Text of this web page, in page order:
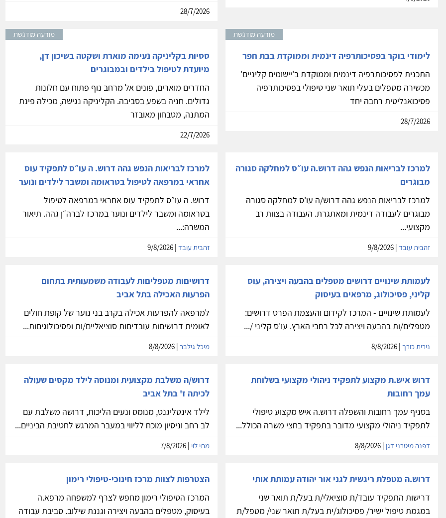
28/7/2026
מודעה מודגשת
לימודי בוקר בפסיכותרפיה דינמית וממוקדת בבת חפר
התכנית לפסיכותרפיה דינמית וממוקדת ב'יישומים קליניים'
מכשירה מטפלים בעלי תואר שני טיפולי בפסיכותרפיה
פסיכואנליטית רחבה יחד
28/7/2026
מודעה מודגשת
ססיות בקליניקה נעימה מוארת ושקטה בשיכון דן,
מיועדת לטיפול בילדים ובמבוגרים
החדרים מוארים, פונים אל מרחב נוף פתוח עם חלונות
גדולים. חניה בשפע בסביבה. הקליניקה נגישה, מכילה פינת
המתנה, מטבחון מאובזר
22/7/2026
למרכז לבריאות הנפש גהה דרוש.ה עו״ס למחלקה סגורה
מבוגרים
למרכז לבריאות הנפש גהה דרוש/ה עו'ס למחלקה סגורה
מבוגרים לעבודה דינמית ומאתגרת. העבודה בצוות רב
מקצועי...
זהבית עובד
למרכז לבריאות הנפש גהה דרוש. ה עו״ס לתפקיד עוס
אחראי במרפאה לטיפול בטראומה ומשבר לילדים ונוער
דרוש. ה עו״ס לתפקיד עוס אחראי במרפאה לטיפול
בטראומה ומשבר לילדים ונוער במרכז לברה״ן גהה. תיאור
המשרה:...
זהבית עובד| 9/8/2026
לעמותת שינויים דרושים מטפלים בהבעה ויצירה, עוס
קליני, פסיכולוג, מרפאים בעיסוק
לעמותת שינויים - המרכז לקידום והעצמת הפרט דרושים:
מטפלים/ות בהבעה ויצירה לכל רחבי הארץ. עו'ס קליני /...
נירית כורך
דרושיםות מטפליםות לעבודה משמעותית בתחום
הפרעות האכילה בתל אביב
למרפאה להפרעות אכילה בקרב בני נוער של קופת חולים
לאומית דרושיםות עובדיםות סוציאליים/ות ופסיכולוגיםות...
מיכל גילבר| 8/8/2026
דרוש איש.ת מקצוע לתפקיד ניהולי מקצועי בשלוחת
עמך רחובות
בסניף עמך רחובות והשפלה דרוש.ה איש מקצוע טיפולי
לתפקיד ניהולי מקצועי מדובר בתפקיד בחצי משרה הכולל...
דפנה מיטרני דגן
דרוש/ה משלבת מקצועית ומנוסה לילד מקסים שעולה
לכיתה ז' בתל אביב
לילד אינטליגנט, מנומס ונעים הליכות, דרושה משלבת עם
לב רחב וניסיון מוכח לליווי במעבר המרגש לחטיבת הביניים...
מתי לוי
דרוש.ה מטפלת ריגשית לגני אור יהודה עמותת אותי
דרישות התפקיד עובד/ת סוציאלי/ת בעל/ת תואר שני
במגמת טיפול ישיר/ פסיכולוג/ית בעל/ת תואר שני/ מטפל/ת
הצטרפות לצוות מרכז חינוכי-טיפולי רימון
המרכז הטיפולי רימון מחפש לצרף למשפחה מרפא.ה
בעיסוק, מטפלים בהבעה ויצירה וגננת שילוב. סביבת עבודה